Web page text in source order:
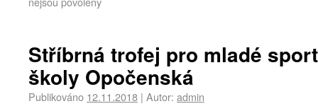
Stříbrná trofej pro mladé
školy Opočenská
Publikováno 12.11.2018 | Autor: admin